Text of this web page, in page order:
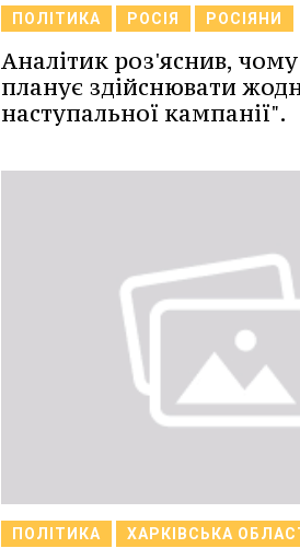
ПОЛІТИКА РОСІЯ РОСІЯНИ
Аналітик роз'яснив, чому
планує здійснювати
наступальної кампанії".
ПОЛІТИКА ХАРКІВСЬКА